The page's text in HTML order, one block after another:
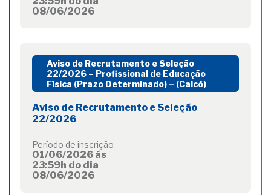
08/06/2026
Aviso de Recrutamento e Seleção
22/2026 – Profissional de Educação
Física (Prazo Determinado) – (Caicó)
Aviso de Recrutamento e Seleção
22/2026
Período de inscrição
01/06/2026 ás
23:59h do dia
08/06/2026